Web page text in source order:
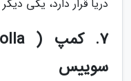
دریا قرار دارد، یکی
سوییس